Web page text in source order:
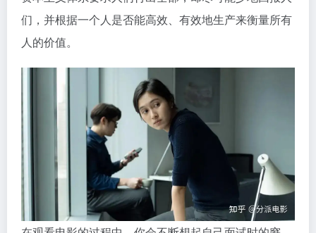
在观看电影的过程中，你会不断想起自己面试时的窘
迫、加班时的麻木、接到offer时的如释重负和入职后的
逐渐崩塌。然后你会自问，你是否也成为了这个社会系
统的帮凶？